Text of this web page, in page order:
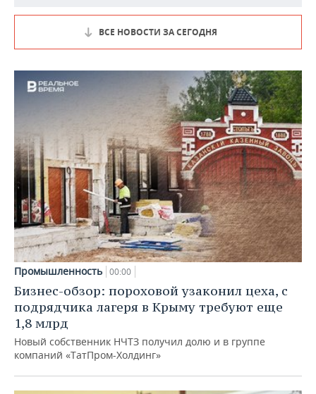
ВСЕ НОВОСТИ ЗА СЕГОДНЯ
Промышленность 00:00
Бизнес-обзор: пороховой узаконил цеха, с
подрядчика лагеря в Крыму требуют еще
1,8 млрд
Новый собственник НЧТЗ получил долю и в группе
компаний «ТатПром-Холдинг»